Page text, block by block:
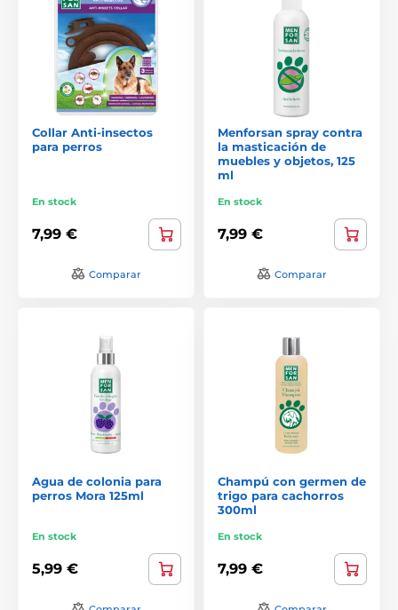
Collar Anti-insectos
para perros
En stock
7,99 €
Comparar
Menforsan spray contra
la masticación de
muebles y objetos, 125
ml
En stock
7,99 €
Comparar
Agua de colonia para
perros Mora 125ml
En stock
5,99 €
Champú con germen de
trigo para cachorros
300ml
En stock
7,99 €